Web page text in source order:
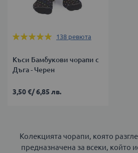
Оценка:
138 ревюта
Къси Бамбукови чорапи с
Дъга - Черен
3,50 €/6,85 лв.
Колекцията чорапи, която
предназначена за всеки, който